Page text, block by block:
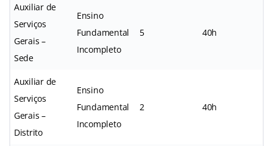
Auxiliar de
Serviços
Gerais –
Sede
Ensino
Fundamental
Incompleto
5 40h
Auxiliar de
Serviços
Gerais –
Distrito
Ensino
Fundamental
Incompleto
2 40h